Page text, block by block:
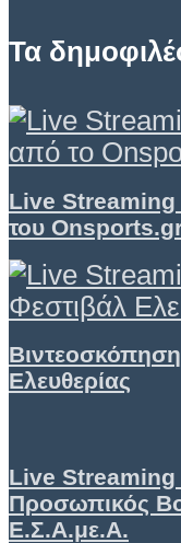
Τα
Live
του
Ελευθερίας
Live Streaming
Προσωπικός
Ε.Σ.Α.με.Α.